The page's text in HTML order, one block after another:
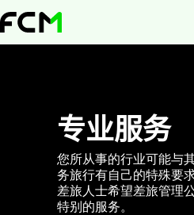
Skip
to
专业服务
您所从事的行业可能与
务旅行有自己的特殊要
差旅人士希望差旅管理
特别的服务。